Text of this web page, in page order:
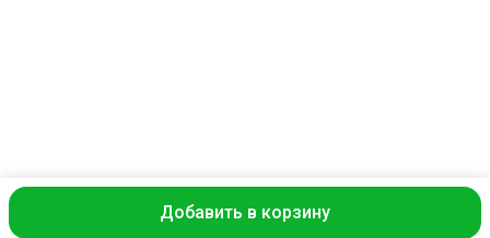
Добавить в корзину
ДоставкаПравила возврата